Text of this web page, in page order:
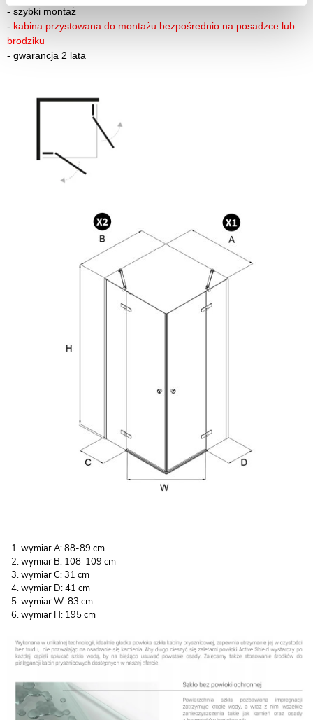
- szybki montaż
- kabina przystowana do montażu bezpośrednio na posadzce lub
brodziku
- gwarancja 2 lata
wymiar A: 88-89 cm
wymiar B: 108-109 cm
wymiar C: 31 cm
wymiar D: 41 cm
wymiar W: 83 cm
wymiar H: 195 cm